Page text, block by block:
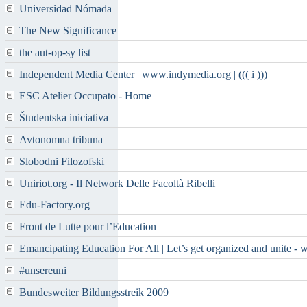
Universidad Nómada
The New Significance
the aut-op-sy list
Independent Media Center | www.indymedia.org | ((( i )))
ESC Atelier Occupato - Home
Študentska iniciativa
Avtonomna tribuna
Slobodni Filozofski
Uniriot.org - Il Network Delle Facoltà Ribelli
Edu-Factory.org
Front de Lutte pour l’Education
Emancipating Education For All | Let’s get organized and unite -
#unsereuni
Bundesweiter Bildungsstreik 2009